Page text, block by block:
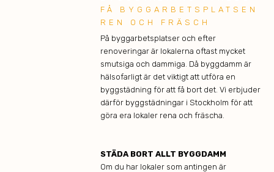
FÅ BYGGARBETSPLATSEN
REN OCH FRÄSCH
På byggarbetsplatser och efter
renoveringar är lokalerna oftast mycket
smutsiga och dammiga. Då byggdamm är
hälsofarligt är det viktigt att utföra en
byggstädning för att få bort det. Vi erbjuder
därför byggstädningar i Stockholm för att
göra era lokaler rena och fräscha.
STÄDA BORT ALLT BYGGDAMM
Om du har lokaler som antingen är